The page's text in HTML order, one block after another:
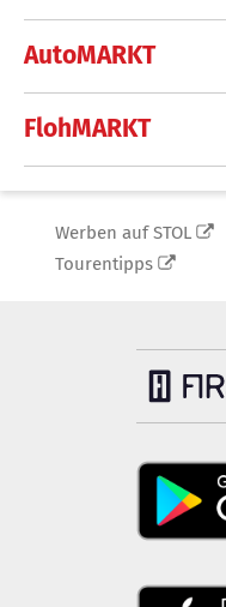
AutoMARKT
FlohMARKT
Werben auf STOL
Tourentipps